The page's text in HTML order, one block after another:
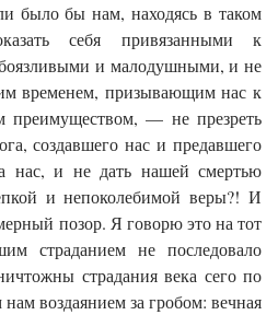
было бы нам, находясь в таком
себя привязанными к
и малодушными, и не
временем, призывающим нас к
преимуществом, — не презреть
создавшего нас и предавшего
нас, и не дать нашей смертью
и непоколебимой веры?! И
позор. Я говорю это на тот
страданием не последовало
страдания века сего по
воздаянием за гробом: вечная